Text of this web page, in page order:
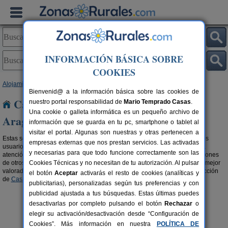
Alojamientos
Casas recomendadas por viajeros en
Aragón
Estas son las casa recomendadas en turismo rural mejor valoradas por los
usuarios. Por su ubicación, por sus servicios, por sus instalaciones, por la
atención del propietario,... Si eres de los que eligen escuchando las opiniones
de otros viajeros, estos son losalojamientos recomendados en Aragón
mejor
valorados. Si prefieres aprovechar grandes descuentos, visita nuestra sección
de Casas Rurales con ofertas en Aragón
INFORMACIÓN BÁSICA SOBRE
COOKIES
Bienvenid@ a la información básica sobre las cookies de
nuestro portal responsabilidad de Mario Temprado Casas.
Una cookie o galleta informática es un pequeño archivo de
información que se guarda en tu pc, smartphone o tablet al
visitar el portal. Algunas son nuestras y otras pertenecen a
empresas externas que nos prestan servicios. Las activadas
y necesarias para que todo funcione correctamente son las
Cookies Técnicas y no necesitan de tu autorización. Al pulsar
el botónAceptar activarás el resto de cookies (analíticas y
publicitarias), personalizadas según tus preferencias y con
publicidad ajustada a tus búsquedas. Estas últimas puedes
desactivarlas por completo pulsando el botón Rechazar o
elegir su activación/desactivación desde “Configuración de
Cookies”. Más información en nuestra
POLÍTICA DE